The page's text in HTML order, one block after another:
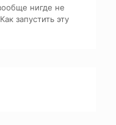
нигде не
запустить эту